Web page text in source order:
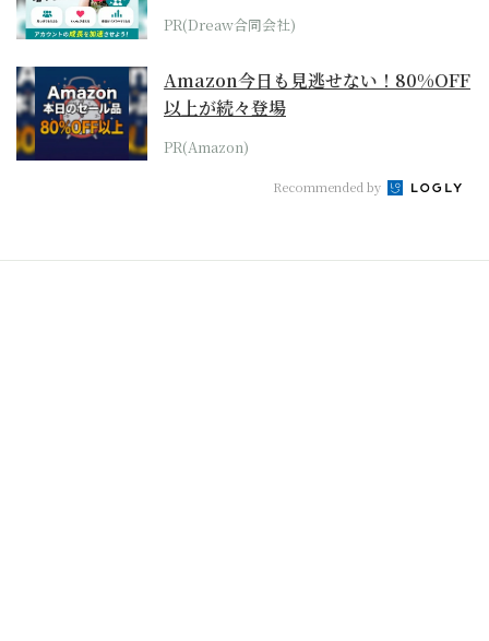
PR(Dreaw合同会社)
Amazon今日も見逃せない！80%OFF
以上が続々登場
PR(Amazon)
Recommended by